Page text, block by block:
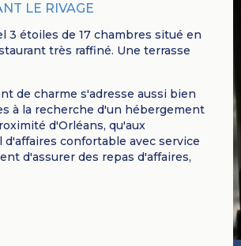
LE RIVAGE
3 étoiles de 17 chambres situé en
très raffiné. Une terrasse
de charme s'adresse aussi bien
à la recherche d'un hébergement
d'Orléans, qu'aux
confortable avec service
d'assurer des repas d'affaires,